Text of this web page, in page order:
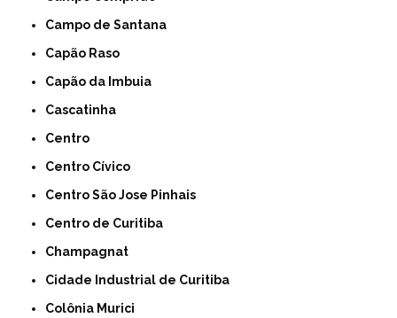
Campo de Santana
Capão Raso
Capão da Imbuia
Cascatinha
Centro
Centro Cívico
Centro São Jose Pinhais
Centro de Curitiba
Champagnat
Cidade Industrial de Curitiba
Colônia Murici